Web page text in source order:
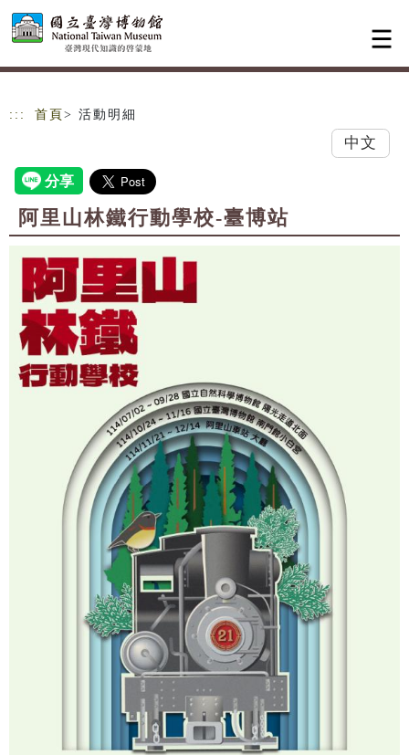
跳到主要內容
網站導覽
::: 首頁 > 活動明細
中文
阿里山林鐵行動學校-臺博站